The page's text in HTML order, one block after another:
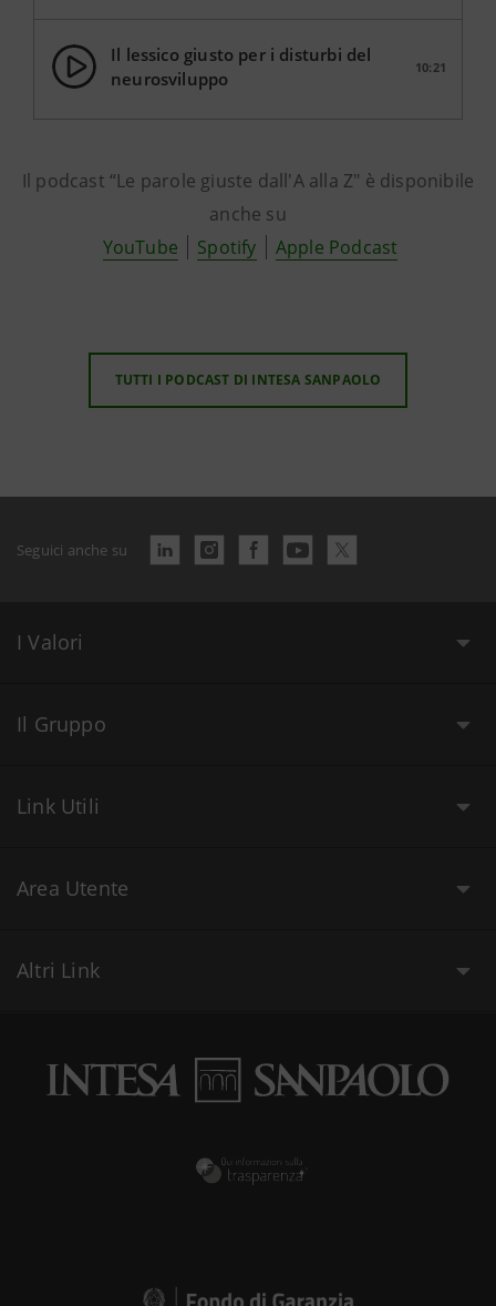
Il lessico giusto per i disturbi del
neurosviluppo
10:21
Il podcast “Le parole giuste dall'A alla Z" è disponibile
anche su
YouTube
Spotify Apple Podcast
TUTTI I PODCAST DI INTESA SANPAOLO
Seguici anche su
I Valori
Il Gruppo
Link Utili
Area Utente
Altri Link